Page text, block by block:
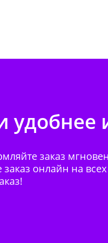
заказ
онлайн на